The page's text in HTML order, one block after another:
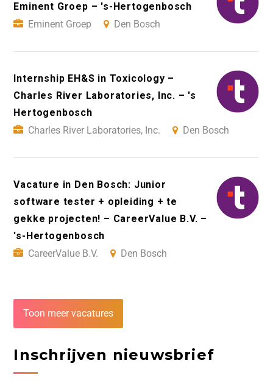
Eminent Groep – 's-Hertogenbosch
Eminent Groep
Den Bosch
Internship EH&S in Toxicology –
Charles River Laboratories, Inc. – 's
Hertogenbosch
Charles River Laboratories, Inc.
Den Bosch
Vacature in Den Bosch: Junior
software tester + opleiding + te
gekke projecten! – CareerValue B.V. –
's-Hertogenbosch
CareerValue B.V.
Den Bosch
Toon meer vacatures
Inschrijven nieuwsbrief